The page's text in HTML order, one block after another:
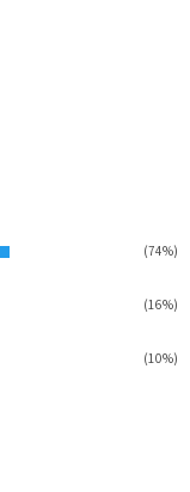
(74%)
(16%)
(10%)